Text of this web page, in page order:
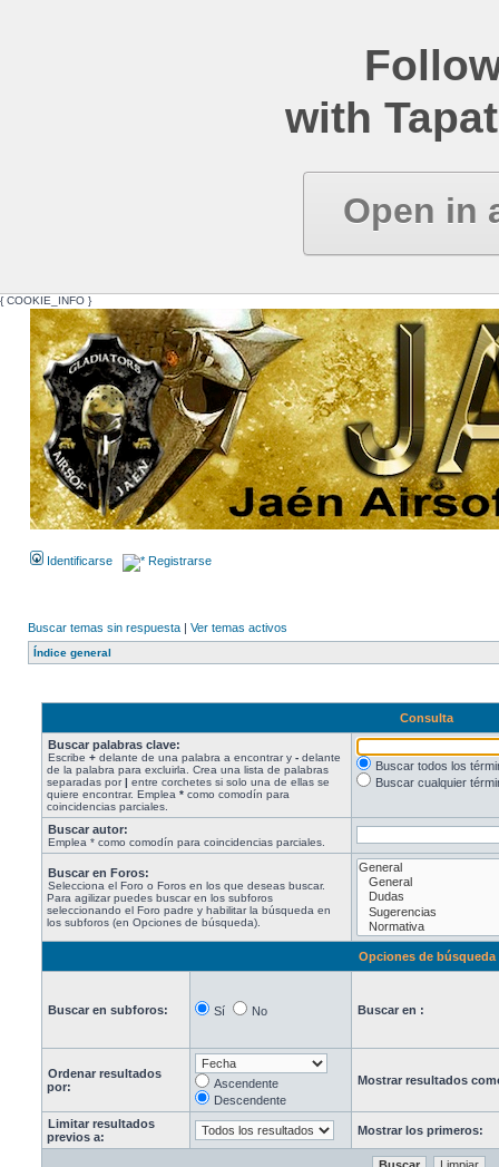
with
Open in
{ COOKIE_INFO }
Identificarse Registrarse
Buscar temas sin respuesta | Ver temas activos
Índice general
Consulta
Buscar palabras clave:
Escribe + delante de una palabra a encontrar y - delante
de la palabra para excluirla. Crea una lista de palabras
separadas por| entre corchetes si solo una de ellas se
quiere encontrar. Emplea * como comodín para
coincidencias parciales.
Buscar todos los
Buscar cualquier
Buscar autor:
Emplea * como comodín para coincidencias parciales.
Buscar en Foros:
Selecciona el Foro o Foros en los que deseas buscar.
Para agilizar puedes buscar en los subforos
seleccionando el Foro padre y habilitar la búsqueda en
los subforos (en Opciones de búsqueda).
Opciones de búsqueda
Buscar en subforos: Sí No Buscar en :
Ordenar resultados
por:
Ascendente
Descendente
Mostrar resultados
Limitar resultados
previos a:
Mostrar los primeros: